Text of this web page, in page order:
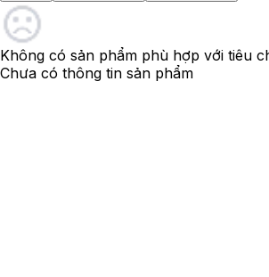
Không có sản phẩm phù hợp với tiêu
Chưa có thông tin sản phẩm